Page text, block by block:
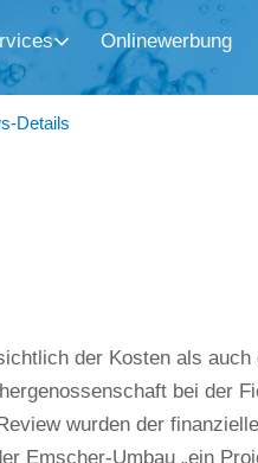
Onlinewerbung
Details
der Kosten als auch
bei der
wurden der
Emscher-Umbau „ein